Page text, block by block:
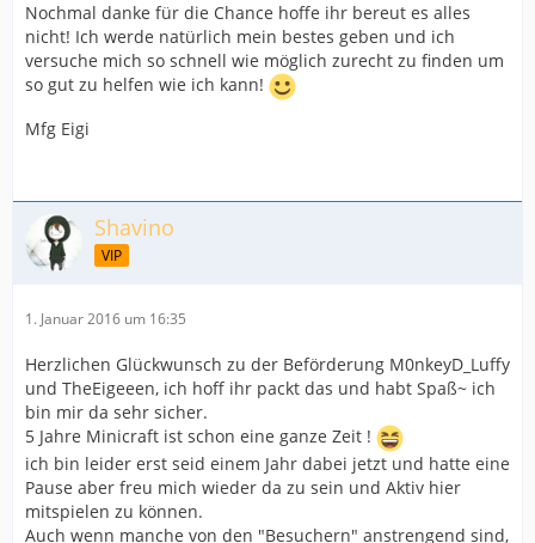
Nochmal danke für die Chance hoffe ihr bereut es alles
nicht! Ich werde natürlich mein bestes geben und ich
versuche mich so schnell wie möglich zurecht zu finden um
so gut zu helfen wie ich kann!
Mfg Eigi
Shavino
VIP
1. Januar 2016 um 16:35
Herzlichen Glückwunsch zu der Beförderung M0nkeyD_Luffy
und TheEigeeen, ich hoff ihr packt das und habt Spaß~ ich
bin mir da sehr sicher.
5 Jahre Minicraft ist schon eine ganze Zeit !
ich bin leider erst seid einem Jahr dabei jetzt und hatte eine
Pause aber freu mich wieder da zu sein und Aktiv hier
mitspielen zu können.
Auch wenn manche von den "Besuchern" anstrengend sind,